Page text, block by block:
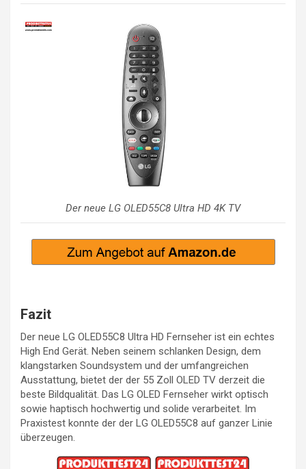
Der neue LG OLED55C8 Ultra HD 4K TV
Fazit
Der neue LG OLED55C8 Ultra HD Fernseher ist ein echtes
High End Gerät. Neben seinem schlanken Design, dem
klangstarken Soundsystem und der umfangreichen
Ausstattung, bietet der der 55 Zoll OLED TV derzeit die
beste Bildqualität. Das LG OLED Fernseher wirkt optisch
sowie haptisch hochwertig und solide verarbeitet. Im
Praxistest konnte der der LG OLED55C8 auf ganzer Linie
überzeugen.